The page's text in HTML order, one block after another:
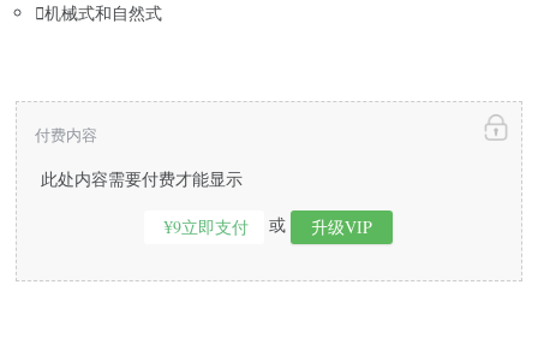
机械式和自然式
此处内容需要付费才能显示
¥9立即支付 或 升级VIP
付费内容